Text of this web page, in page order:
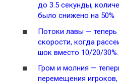
до 3.5 секунды,
было снижено на 50%
Потоки лавы —
скорости, когда
шок вместо 10/20/30%.
Гром и молния —
перемещения